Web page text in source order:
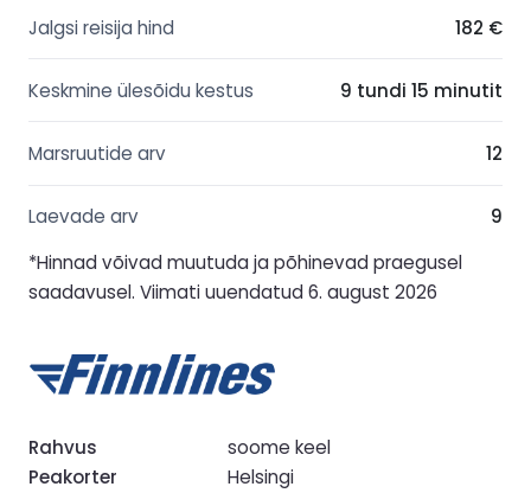
Jalgsi reisija hind 182 €
Keskmine ülesõidu kestus 9 tundi 15 minutit
Marsruutide arv 12
Laevade arv
9
*Hinnad võivad muutuda ja põhinevad praegusel
saadavusel. Viimati uuendatud 6. august 2026
Rahvus
soome keel
Peakorter
Helsingi